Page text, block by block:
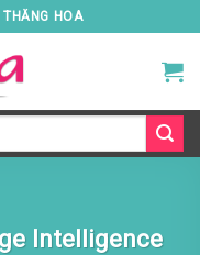
HOA
Intelligence